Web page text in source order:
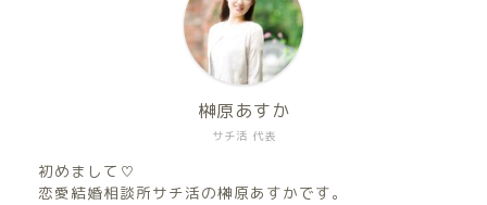
サチ活 代表
榊原あすか
初めまして♡
恋愛結婚相談所サチ活の榊原あすかです。